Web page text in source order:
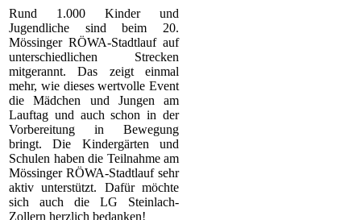
Rund 1.000 Kinder und
Jugendliche sind beim 20.
Mössinger RÖWA-Stadtlauf auf
unterschiedlichen Strecken
mitgerannt. Das zeigt einmal
mehr, wie dieses wertvolle Event
die Mädchen und Jungen am
Lauftag und auch schon in der
Vorbereitung in Bewegung
bringt. Die Kindergärten und
Schulen haben die Teilnahme am
Mössinger RÖWA-Stadtlauf sehr
aktiv unterstützt. Dafür möchte
sich auch die LG Steinlach-
Zollern herzlich bedanken!